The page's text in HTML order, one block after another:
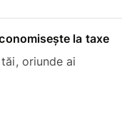
la taxe
oriunde ai